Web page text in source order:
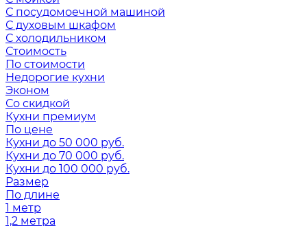
С посудомоечной машиной
С духовым шкафом
С холодильником
Стоимость
По стоимости
Недорогие кухни
Эконом
Со скидкой
Кухни премиум
По цене
Кухни до 50 000 руб.
Кухни до 70 000 руб.
Кухни до 100 000 руб.
Размер
По длине
1 метр
1,2 метра